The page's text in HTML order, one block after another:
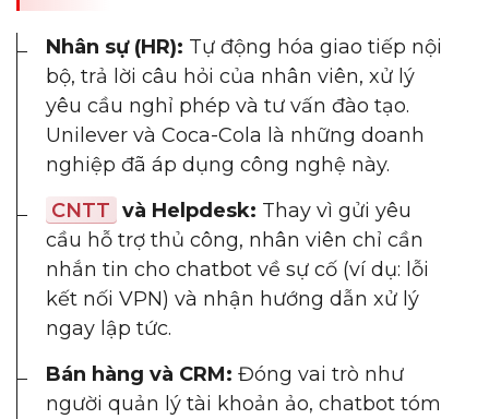
Nhân sự (HR): Tự động hóa giao tiếp nội
bộ, trả lời câu hỏi của nhân viên, xử lý
yêu cầu nghỉ phép và tư vấn đào tạo.
Unilever và Coca-Cola là những doanh
nghiệp đã áp dụng công nghệ này.
CNTT và Helpdesk: Thay vì gửi yêu
cầu hỗ trợ thủ công, nhân viên chỉ cần
nhắn tin cho chatbot về sự cố (ví dụ: lỗi
kết nối VPN) và nhận hướng dẫn xử lý
ngay lập tức.
Bán hàng và CRM: Đóng vai trò như
người quản lý tài khoản ảo, chatbot tóm